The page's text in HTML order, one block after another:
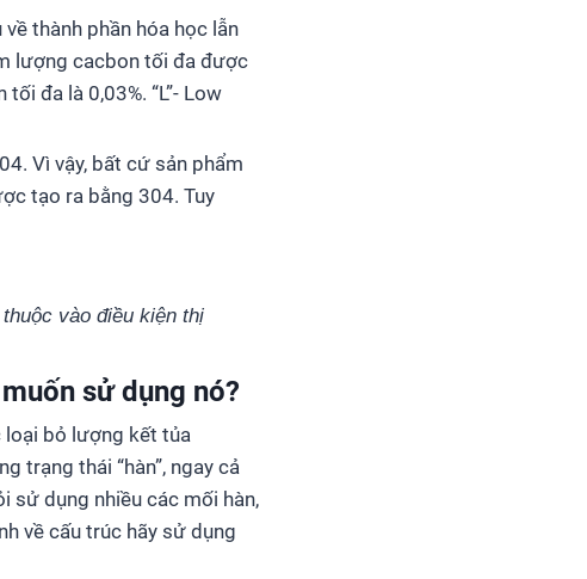
thành phần hóa học lẫn
lượng cacbon tối đa được
đa là 0,03%. “L”- Low
Vì vậy, bất cứ sản phẩm
tạo ra bằng 304. Tuy
vào điều kiện thị
sử dụng nó?
loại bỏ lượng kết tủa
trạng thái “hàn”, ngay cả
sử dụng nhiều các mối hàn,
về cấu trúc hãy sử dụng